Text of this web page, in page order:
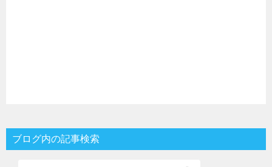
ブログ内の記事検索